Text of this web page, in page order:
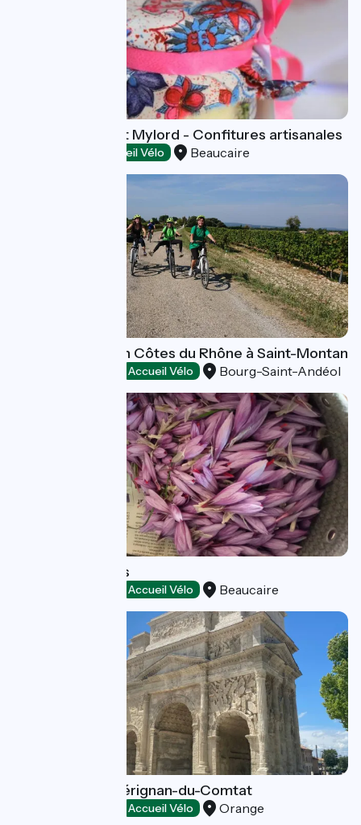
Domaine du Petit Mylord - Confitures artisanales
Accueil Vélo Beaucaire
VELOEnologie en Côtes du Rhône à Saint-Montan
Accueil Vélo Bourg-Saint-Andéol
Le Safran d'Athos
Accueil Vélo Beaucaire
6 - D'Orange à Sérignan-du-Comtat
Accueil Vélo Orange